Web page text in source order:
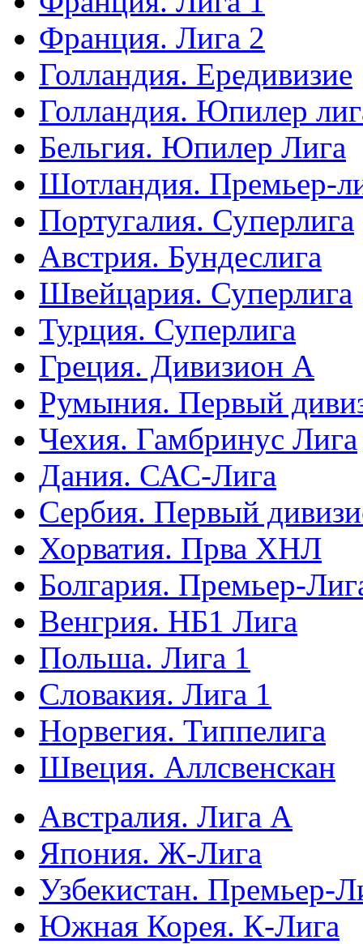
Франция. Лига 2
Голландия. Ередивизие
Голландия. Юпилер
Бельгия. Юпилер Лига
Шотландия. Премьер-
Португалия. Суперлига
Австрия. Бундеслига
Швейцария. Суперлига
Турция. Суперлига
Греция. Дивизион А
Румыния. Первый
Чехия. Гамбринус Лига
Дания. САС-Лига
Сербия. Первый
Хорватия. Прва ХНЛ
Болгария. Премьер-
Венгрия. НБ1 Лига
Польша. Лига 1
Словакия. Лига 1
Норвегия. Типпелига
Швеция. Аллсвенскан
Австралия. Лига А
Япония. Ж-Лига
Узбекистан. Премьер-
Южная Корея. К-Лига